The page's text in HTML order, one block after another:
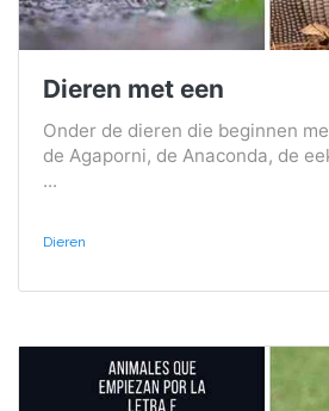
Dieren met een
Onder de dieren die beginnen
de Agaporni, de Anaconda, de
...
Dieren